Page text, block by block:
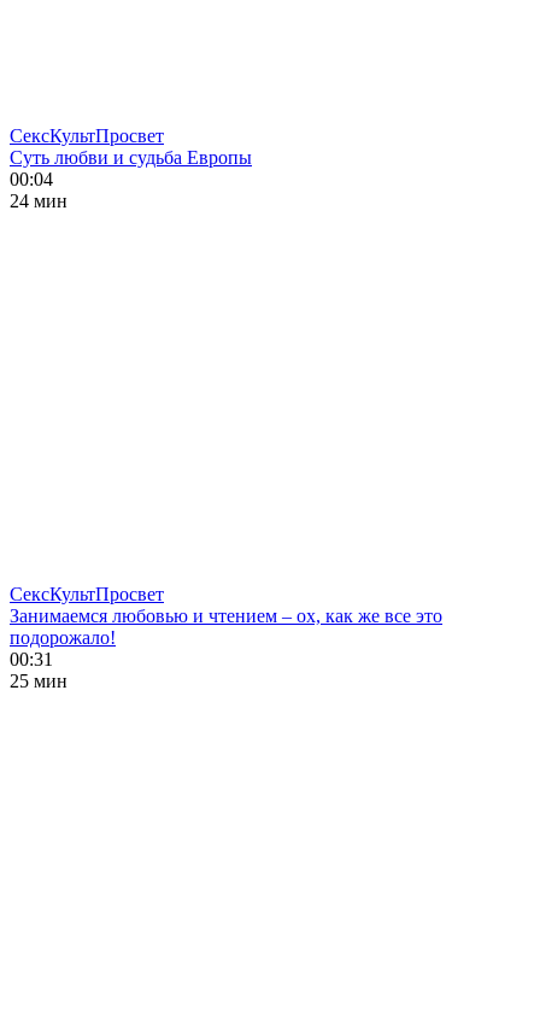
СексКультПросвет
Суть любви и судьба Европы
00:04
24 мин
СексКультПросвет
Занимаемся любовью и чтением – ох, как же все это
подорожало!
00:31
25 мин